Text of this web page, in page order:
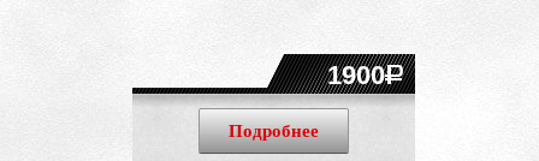
1900
Подробнее